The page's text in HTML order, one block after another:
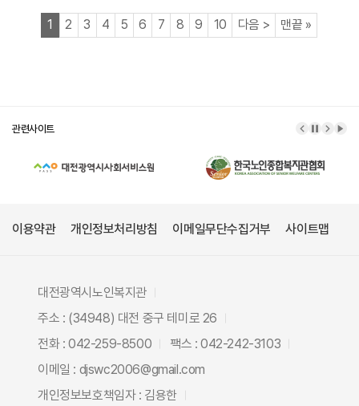
열린
1 페이지
2페이지
3페이지
4페이지
5페이지
6 페이지
7페이지
8페이지
9페이지
10페이지
다음 페이지
> 맨끝 페이지
»
관련사이트 이전 배너
배너 정
다음
배
이용약관 개인정보처리방침 이메일무단수집거부 사이트맵
대전광역시노인복지관
주소 : (34948) 대전 중구 테미로 26
전화 : 042-259-8500
팩스 : 042-242-3103
이메일 : djswc2006@gmail.com
개인정보보호책임자 : 김용한